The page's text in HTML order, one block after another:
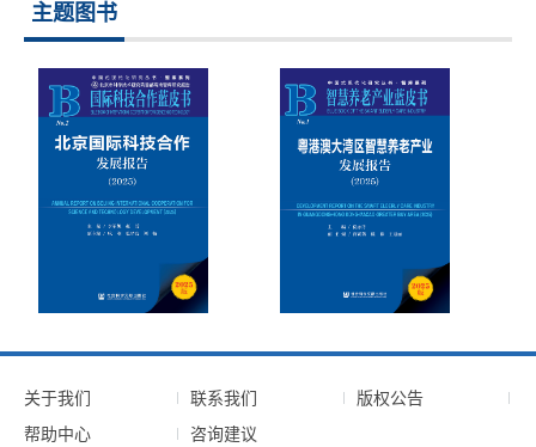
主题图书
关于我们 联系我们
版权公告
帮助中心
咨询建议